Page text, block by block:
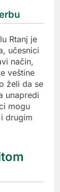
Rtanj je
učesnici
način,
veštine
želi da se
unapredi
mogu
drugim